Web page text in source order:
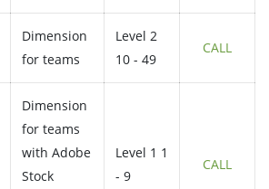
Dimension
for teams
Level 2
10 - 49
CALL
Dimension
for teams
with Adobe
Stock
Level 1 1
- 9
CALL